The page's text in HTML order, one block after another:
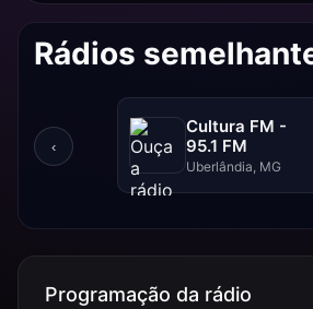
Rádios
‹
Cultura FM -
95.1 FM
Uberlândia, MG
Programação da rádio